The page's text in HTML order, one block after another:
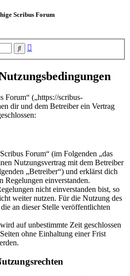
Scribus Forum
Suche
Forum“ („https://scribus-
dir und dem Betreiber ein Vertrag
Forum“ (im Folgenden „das
Nutzungsvertrag mit dem Betreiber
„Betreiber“) und erklärst dich
Regelungen einverstanden.
nicht einverstanden bist, so
weiter nutzen. Für die Nutzung des
an dieser Stelle veröffentlichten
auf unbestimmte Zeit geschlossen
ohne Einhaltung einer Frist